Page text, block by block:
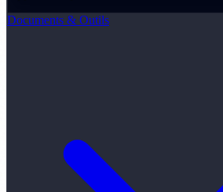
Documents & Outils